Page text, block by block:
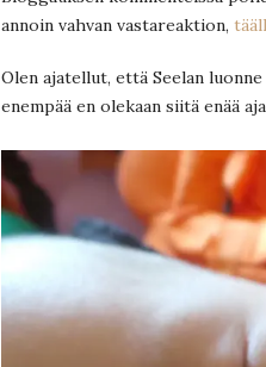
annoin vahvan vastareaktion,
Olen ajatellut, että Seelan
enempää en olekaan siitä enää